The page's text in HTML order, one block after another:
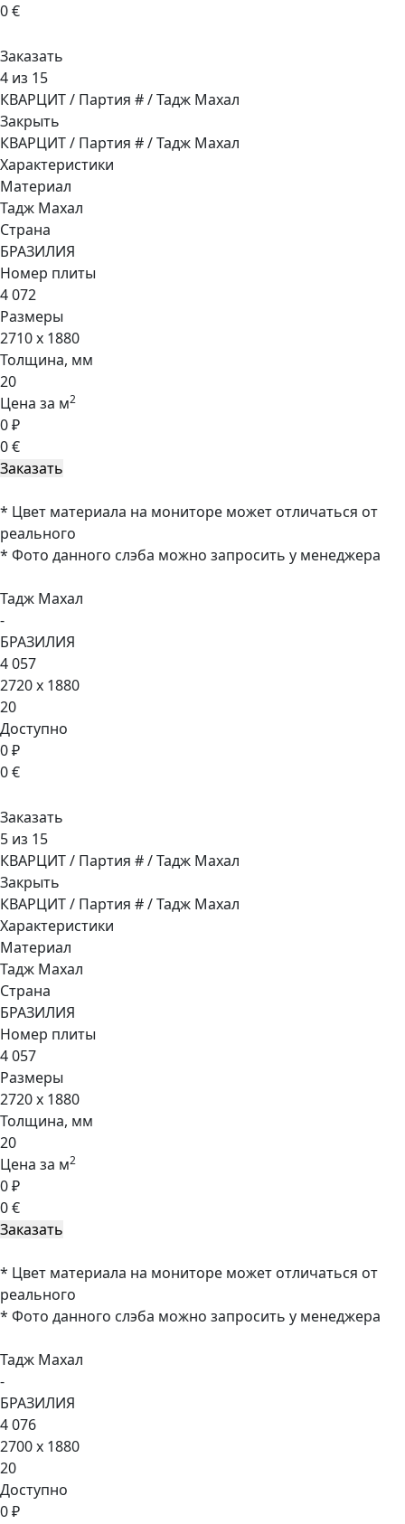
0 €
Заказать
4 из 15
КВАРЦИТ / Партия # / Тадж Махал
Закрыть
КВАРЦИТ / Партия # / Тадж Махал
Характеристики
Материал
Тадж Махал
Страна
БРАЗИЛИЯ
Номер плиты
4 072
Размеры
2710 x 1880
Толщина, мм
20
Цена за м2
0 ₽
0 €
* Цвет материала на мониторе может отличаться от
реального
* Фото данного слэба можно запросить у менеджера
Тадж Махал
-
БРАЗИЛИЯ
4 057
2720 x 1880
20
Доступно
0 ₽
0 €
Заказать
5 из 15
КВАРЦИТ / Партия # / Тадж Махал
Закрыть
КВАРЦИТ / Партия # / Тадж Махал
Характеристики
Материал
Тадж Махал
Страна
БРАЗИЛИЯ
Номер плиты
4 057
Размеры
2720 x 1880
Толщина, мм
20
Цена за м2
0 ₽
0 €
* Цвет материала на мониторе может отличаться от
реального
* Фото данного слэба можно запросить у менеджера
Тадж Махал
-
БРАЗИЛИЯ
4 076
2700 x 1880
20
Доступно
0 ₽